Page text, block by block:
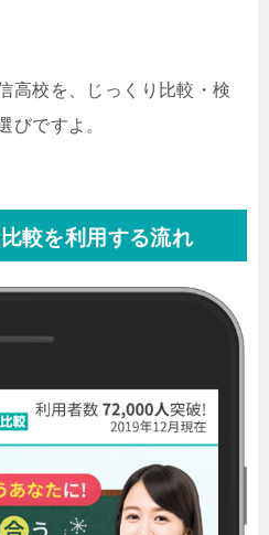
高校を、じっくり比較・検
びですよ。
較を利用する流れ